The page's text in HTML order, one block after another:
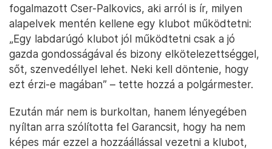
fogalmazott Cser-Palkovics, aki arról is ír, milyen
alapelvek mentén kellene egy klubot működtetni:
„Egy labdarúgó klubot jól működtetni csak a jó
gazda gondosságával és bizony elkötelezettséggel,
sőt, szenvedéllyel lehet. Neki kell döntenie, hogy
ezt érzi-e magában” – tette hozzá a polgármester.
Ezután már nem is burkoltan, hanem lényegében
nyíltan arra szólította fel Garancsit, hogy ha nem
képes már ezzel a hozzáállással vezetni a klubot,